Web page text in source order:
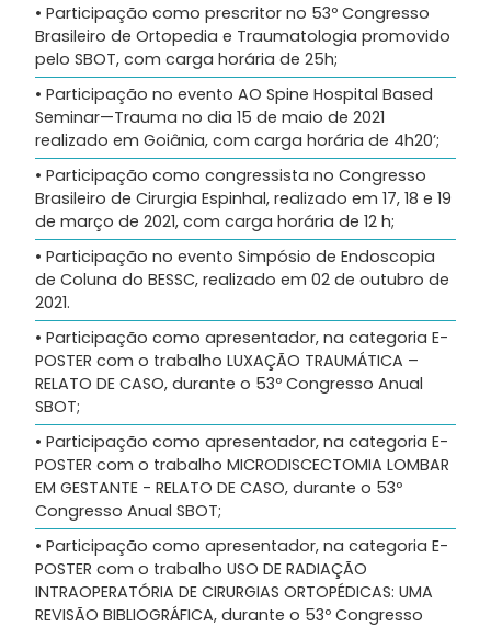
• Participação como prescritor no 53º Congresso
Brasileiro de Ortopedia e Traumatologia promovido
pelo SBOT, com carga horária de 25h;
• Participação no evento AO Spine Hospital Based
Seminar—Trauma no dia 15 de maio de 2021
realizado em Goiânia, com carga horária de 4h20’;
• Participação como congressista no Congresso
Brasileiro de Cirurgia Espinhal, realizado em 17, 18 e 19
de março de 2021, com carga horária de 12 h;
• Participação no evento Simpósio de Endoscopia
de Coluna do BESSC, realizado em 02 de outubro de
2021.
• Participação como apresentador, na categoria E-
POSTER com o trabalho LUXAÇÃO TRAUMÁTICA –
RELATO DE CASO, durante o 53º Congresso Anual
SBOT;
• Participação como apresentador, na categoria E-
POSTER com o trabalho MICRODISCECTOMIA LOMBAR
EM GESTANTE - RELATO DE CASO, durante o 53º
Congresso Anual SBOT;
• Participação como apresentador, na categoria E-
POSTER com o trabalho USO DE RADIAÇÃO
INTRAOPERATÓRIA DE CIRURGIAS ORTOPÉDICAS: UMA
REVISÃO BIBLIOGRÁFICA, durante o 53º Congresso